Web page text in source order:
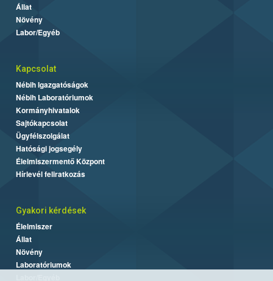
Állat
Növény
Labor/Egyéb
Kapcsolat
Nébih Igazgatóságok
Nébih Laboratóriumok
Kormányhivatalok
Sajtókapcsolat
Ügyfélszolgálat
Hatósági jogsegély
Élelmiszermentő Központ
Hírlevél feliratkozás
Gyakori kérdések
Élelmiszer
Állat
Növény
Laboratóriumok